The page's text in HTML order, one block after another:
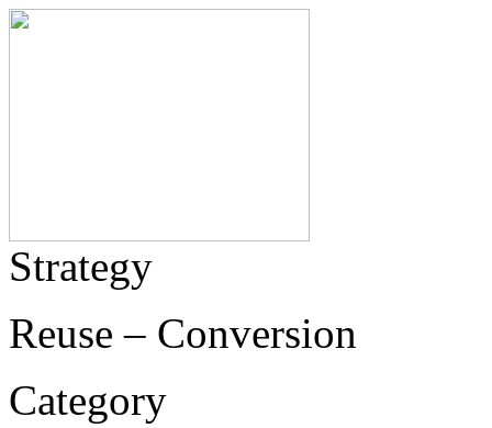
Strategy
Reuse – Conversion
Category